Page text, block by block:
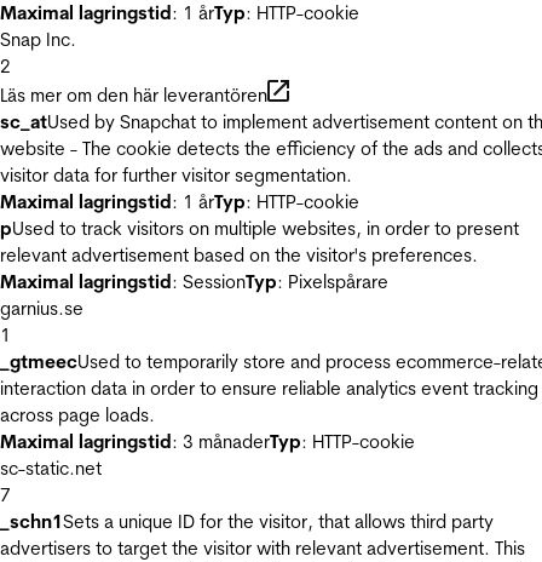
Maximal lagringstid: 1 årTyp: HTTP-cookie
Snap Inc.
2
Läs mer om den här leverantören
sc_atUsed by Snapchat to implement advertisement content on
website - The cookie detects the efficiency of the ads and
visitor data for further visitor segmentation.
Maximal lagringstid: 1 årTyp: HTTP-cookie
pUsed to track visitors on multiple websites, in order to present
relevant advertisement based on the visitor's preferences.
Maximal lagringstid: SessionTyp: Pixelspårare
garnius.se
1
_gtmeecUsed to temporarily store and process ecommerce-
interaction data in order to ensure reliable analytics event tracking
across page loads.
Maximal lagringstid: 3 månaderTyp: HTTP-cookie
sc-static.net
7
_schn1Sets a unique ID for the visitor, that allows third party
advertisers to target the visitor with relevant advertisement. This